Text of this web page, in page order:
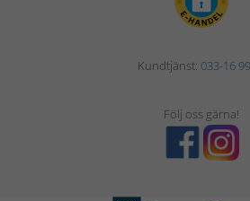
Kundtjänst: 033-16
Följ oss gärna!